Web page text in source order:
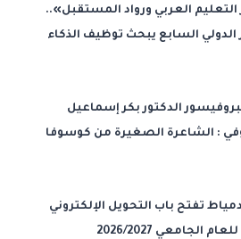
العربي ورواد المستقبل»..
الدولي السابع يبحث توظيف الذكاء
الدكتور بكر إسماعيل
: الشاعرة الصغيرة من كوسوفا
تفتح باب التحويل الإلكتروني
الجامعي 2026/2027